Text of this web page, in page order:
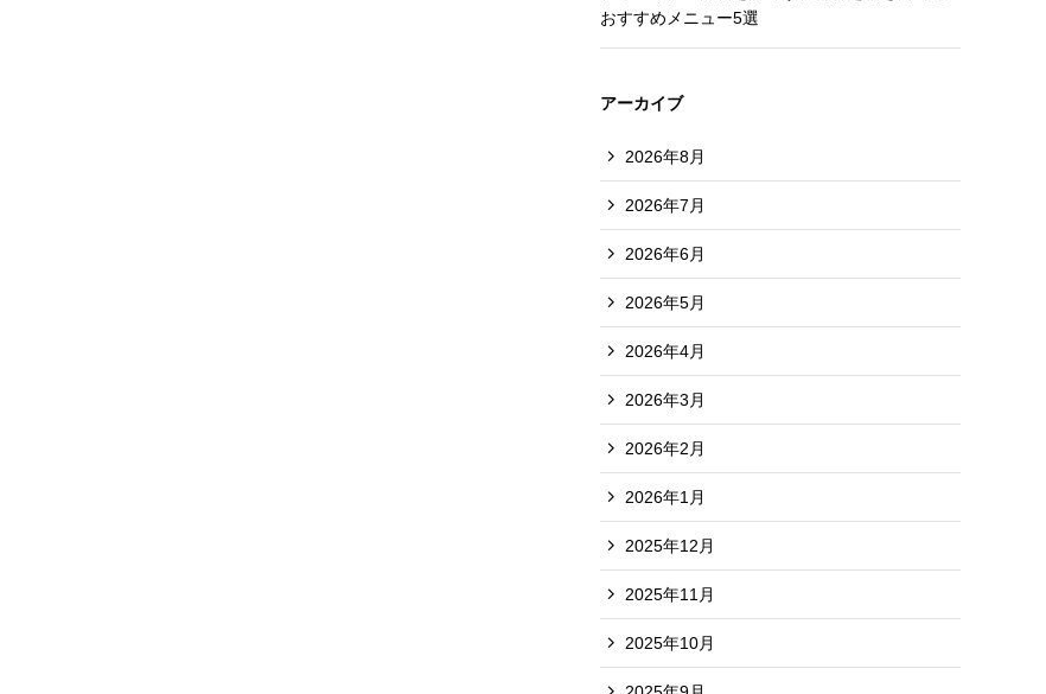
おすすめメニュー5選
アーカイブ
2026年8月
2026年7月
2026年6月
2026年5月
2026年4月
2026年3月
2026年2月
2026年1月
2025年12月
2025年11月
2025年10月